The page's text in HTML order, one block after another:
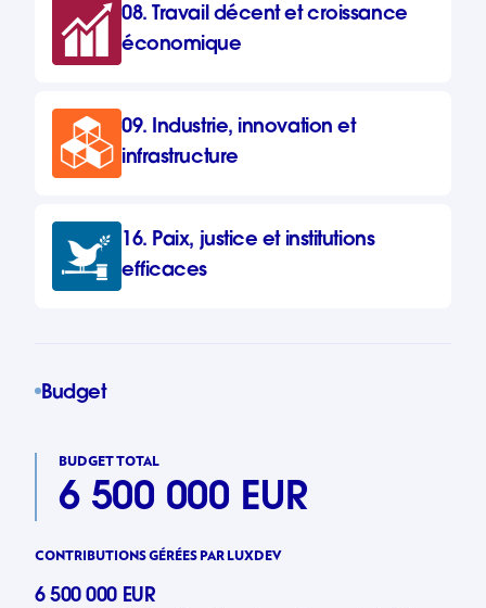
08. Travail décent et croissance
économique
09. Industrie, innovation et
infrastructure
16. Paix, justice et institutions
efficaces
Budget
BUDGET TOTAL
6 500 000 EUR
CONTRIBUTIONS GÉRÉES PAR LUXDEV
6 500 000 EUR